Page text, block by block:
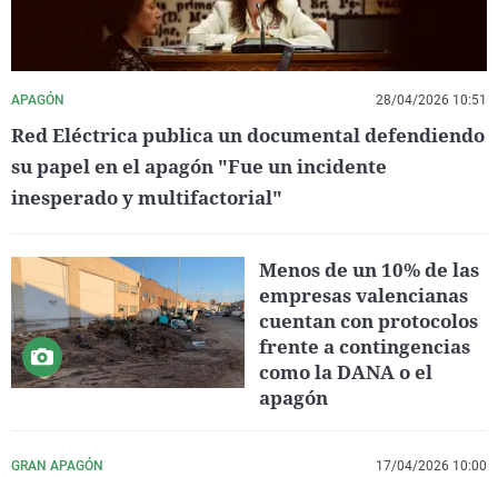
APAGÓN 28/04/2026 10:51
Red Eléctrica publica un documental defendiendo
su papel en el apagón "Fue un incidente
inesperado y multifactorial"
Menos de un 10% de las
empresas valencianas
cuentan con protocolos
frente a contingencias
como la DANA o el
apagón
GRAN APAGÓN 17/04/2026 10:00